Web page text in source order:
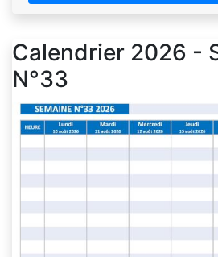
Calendrier 2026 -
N°33